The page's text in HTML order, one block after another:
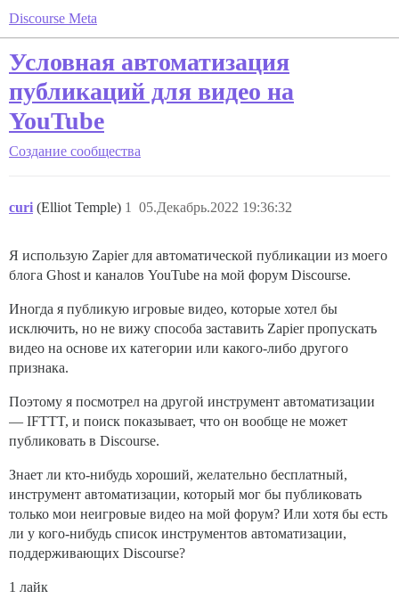
Discourse Meta
Условная автоматизация
публикаций для видео на
YouTube
Создание сообщества
curi (Elliot Temple) 05.Декабрь.2022 19:36:32
1
Я использую Zapier для автоматической публикации из моего
блога Ghost и каналов YouTube на мой форум Discourse.
Иногда я публикую игровые видео, которые хотел бы
исключить, но не вижу способа заставить Zapier пропускать
видео на основе их категории или какого-либо другого
признака.
Поэтому я посмотрел на другой инструмент автоматизации
— IFTTT, и поиск показывает, что он вообще не может
публиковать в Discourse.
Знает ли кто-нибудь хороший, желательно бесплатный,
инструмент автоматизации, который мог бы публиковать
только мои неигровые видео на мой форум? Или хотя бы есть
ли у кого-нибудь список инструментов автоматизации,
поддерживающих Discourse?
1 лайк